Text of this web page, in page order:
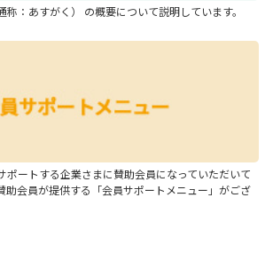
称：あすがく） の概要について説明しています。
ポートする企業さまに賛助会員になっていただいて
助会員が提供する「会員サポートメニュー」がござ